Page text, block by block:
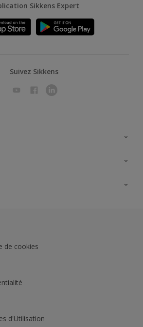
Sikkens Expert
Suivez Sikkens
de cookies
d'Utilisation